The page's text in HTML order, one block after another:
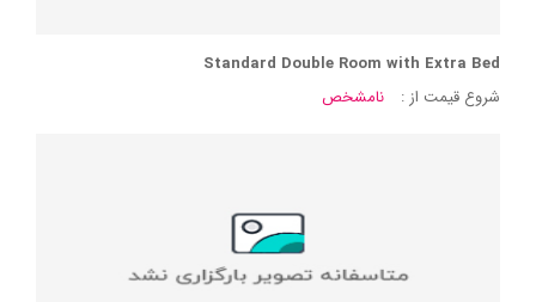
Standard Double Room with Extra Bed
شروع قیمت از :
نامشخص